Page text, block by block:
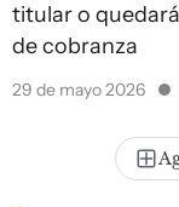
titular o
de cobranza
29 de mayo 2026